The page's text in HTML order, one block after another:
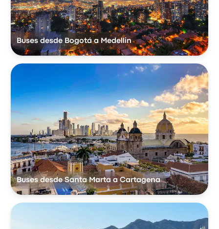
Buses desde Bogotá a Medellin
Buses desde Santa Marta a Cartagena